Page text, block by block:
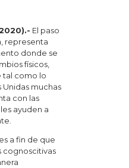
El paso
representa
donde se
físicos,
tal como lo
muchas
con las
ayuden a
a fin de que
cognoscitivas